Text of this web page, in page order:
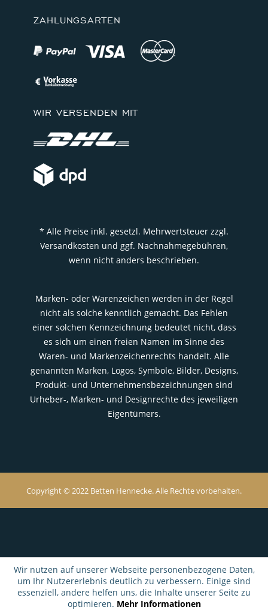
ZAHLUNGSARTEN
WIR VERSENDEN MIT
* Alle Preise inkl. gesetzl. Mehrwertsteuer zzgl.
Versandkosten und ggf. Nachnahmegebühren,
wenn nicht anders beschrieben.
Marken- oder Warenzeichen werden in der Regel
nicht als solche kenntlich gemacht. Das Fehlen
einer solchen Kennzeichnung bedeutet nicht, dass
es sich um einen freien Namen im Sinne des
Waren- und Markenzeichenrechts handelt. Alle
genannten Marken, Logos, Symbole, Bilder, Designs,
Produkt- und Unternehmensbezeichnungen sind
Urheber-, Marken- und Designrechte des jeweiligen
Eigentümers.
Copyright © 2022 Betten Hennecke. Alle Rechte vorbehalten.
Wir nutzen auf unserer Webseite personenbezogene Daten,
um Ihr Nutzererlebnis deutlich zu verbessern. Einige sind
essenziell, andere helfen uns, die Inhalte unserer Seite zu
optimieren. Mehr Informationen